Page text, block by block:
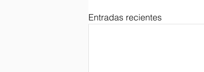
Entradas recientes